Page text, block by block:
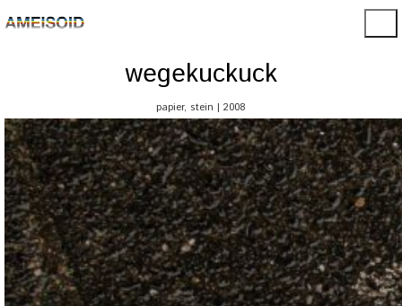
wegekuckuck
papier, stein | 2008